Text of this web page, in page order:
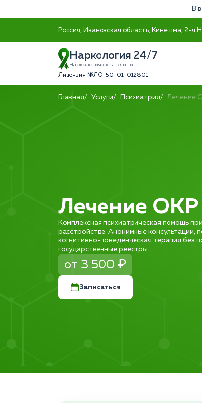
В
Россия, Ивановская область, Кинешма, 2-я
Наркология 24/7
Наркологическая клиника
Лицензия №ЛО-50-01-012801
Главная Услуги Психиатрия Лечение
Лечение
Комплексная психиатрическая помощь
расстройстве. Анонимные консультации,
когнитивно-поведенческая терапия без
государственные реестры.
от 3 500 ₽
Записаться